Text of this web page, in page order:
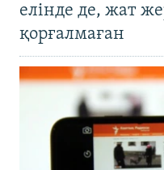
елінде де, жат
қорғалмаған